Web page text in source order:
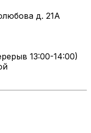
д. 21А
13:00-14:00)